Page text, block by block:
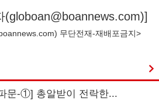
(globoan@boannews.com)]
) 무단전재-재배포금지>
문-①] 총알받이 전락한...